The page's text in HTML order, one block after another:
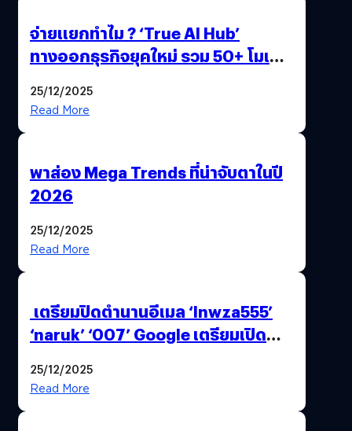
จ่ายแยกทำไม ? ‘True AI Hub’
ทางออกธุรกิจยุคใหม่ รวม 50+ โมเดล
25/12/2025
Read More
พาส่อง Mega Trends ที่น่าจับตาในปี
2026
25/12/2025
Read More
เตรียมปิดตำนานอีเมล ‘lnwza555’
‘naruk’ ‘007’ Google เตรียมเปิด
25/12/2025
Read More